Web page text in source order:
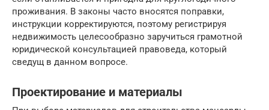
проживания. В законы часто вносятся поправки,
инструкции корректируются, поэтому регистрируя
недвижимость целесообразно заручиться грамотной
юридической консультацией правоведа, который
сведущ в данном вопросе.
Проектирование и материалы